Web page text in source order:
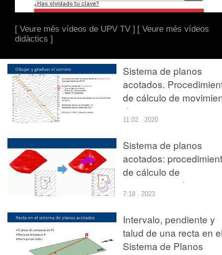
[ Veure més vídeos de UPV TV ] [ Veure més vídeos
didàctics ]
Sistema de planos
acotados.
de cálculo de
de tierras en caminos
inclinados a pendiente
11:02 · 2020
Sistema de planos
acotados:
de cálculo de
movimientos de tierras
en explanaciones
7:18 · 2023
Intervalo, pendiente y
talud de una recta en
Sistema de Planos